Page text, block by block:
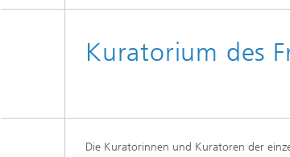
Kuratorium des
Die Kuratorinnen und Kuratoren der